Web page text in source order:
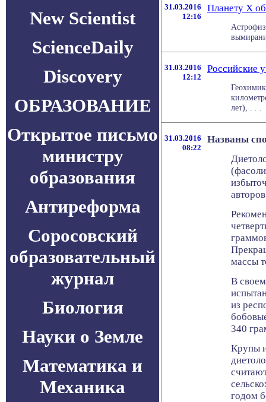
New Scientist
ScienceDaily
Discovery
ОБРАЗОВАНИЕ
Открытое письмо
министру
образования
Антиреформа
Соросовский
образовательный
журнал
Биология
Науки о Земле
Математика и
Механика
31.03.2016
12:16
Планету Х
31.03.2016
12:12
Российские
лет), . . .
31.03.2016
08:22
Названы
массы
В
из
340
Крупы
годом